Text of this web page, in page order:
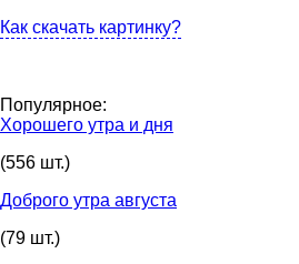
Как скачать картинку?
Популярное:
Хорошего утра и дня
(556 шт.)
Доброго утра августа
(79 шт.)